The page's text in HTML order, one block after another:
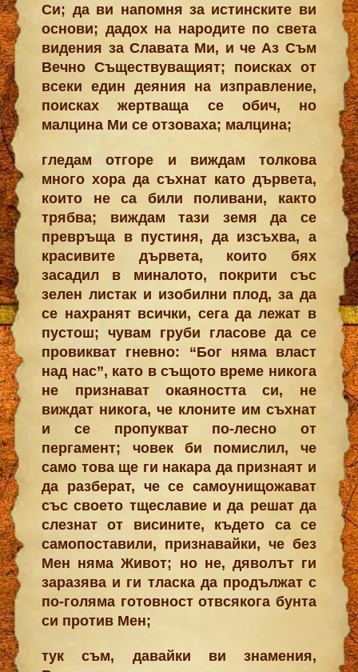
Си; да ви напомня за истинските ви
основи; дадох на народите по света
видения за Славата Ми, и че Аз Съм
Вечно Съществуващият; поисках от
всеки един деяния на изправление,
поисках жертваща се обич, но
малцина Ми се отзоваха; малцина;
гледам отгоре и виждам толкова
много хора да съхнат като дървета,
които не са били поливани, както
трябва; виждам тази земя да се
превръща в пустиня, да изсъхва, а
красивите дървета, които бях
засадил в миналото, покрити със
зелен листак и изобилни плод, за да
се нахранят всички, сега да лежат в
пустош; чувам груби гласове да се
провикват гневно: “Бог няма власт
над нас”, като в същото време никога
не признават окаяността си, не
виждат никога, че клоните им съхнат
и се пропукват по-лесно от
пергамент; човек би помислил, че
само това ще ги накара да признаят и
да разберат, че се самоунищожават
със своето тщеславие и да решат да
слезнат от висините, където са се
самопоставили, признавайки, че без
Мен няма Живот; но не, дяволът ги
заразява и ги тласка да продължат с
по-голяма готовност отвсякога бунта
си против Мен;
тук съм, давайки ви знамения,